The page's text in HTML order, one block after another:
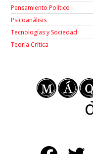
Pensamiento Político
Psicoanálisis
Tecnologías y Sociedad
Teoría Crítica